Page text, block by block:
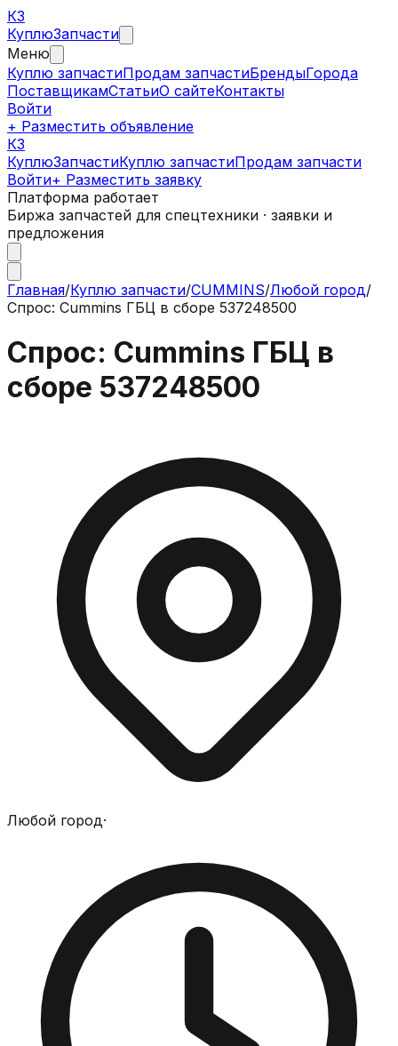
КЗ
КуплюЗапчасти
Меню
Куплю запчастиПродам запчастиБрендыГорода
ПоставщикамСтатьиО сайтеКонтакты
Войти
+ Разместить объявление
КЗ
КуплюЗапчастиКуплю запчастиПродам запчасти
Войти+ Разместить заявку
Платформа работает
Биржа запчастей для спецтехники · заявки и
предложения
Главная/Куплю запчасти/CUMMINS/Любой город/
Спрос: Cummins ГБЦ в сборе 537248500
Спрос: Cummins ГБЦ в
сборе 537248500
Любой город·